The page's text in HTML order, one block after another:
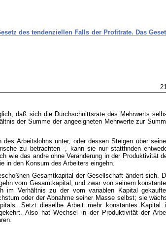
des tendenziellen Falls der Profitrate. Das
daß sich die Durchschnittsrate des Mehrwerts
der Summe der angeeigneten Mehrwerte zur
Arbeitslohns unter, oder dessen Steigen über
zu betrachten -, kann sie nur stattfinden
wie das andre ohne Veränderung in der Produktivität
in den Konsum des Arbeiters eingehn.
Gesamtkapital der Gesellschaft ändert sich.
vom Gesamtkapital, und zwar von seinem
im Verhältnis zu der vom variablen Kapital
oder der Abnahme seiner Masse selbst; sie
Setzt dieselbe Arbeit mehr konstantes Kapital
Also hat Wechsel in der Produktivität der